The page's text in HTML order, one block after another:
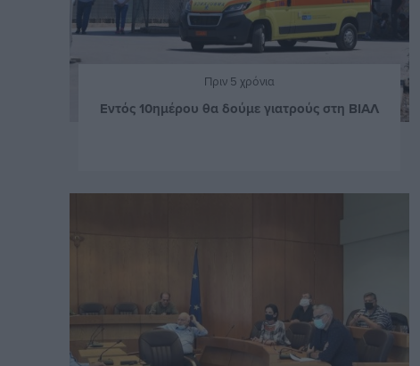
Πριν 5 χρόνια
Εντός 10ημέρου θα δούμε γιατρούς στη ΒΙΑΛ